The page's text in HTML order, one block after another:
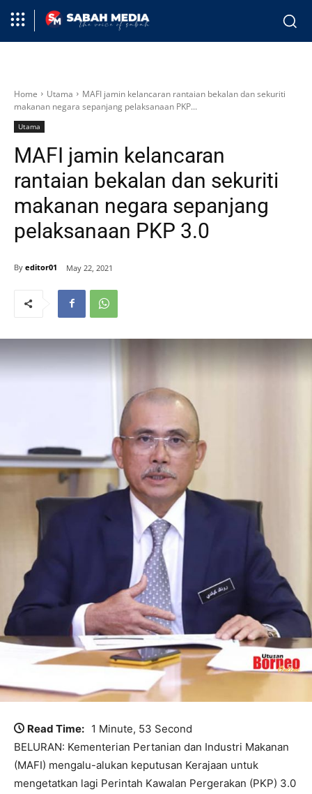
Home Utama
MAFI jamin kelancaran rantaian bekalan dan sekuriti
makanan negara sepanjang pelaksanaan PKP...
Utama
MAFI jamin kelancaran
rantaian bekalan dan sekuriti
makanan negara sepanjang
pelaksanaan PKP 3.0
By editor01 May 22, 2021
Read Time: 1 Minute, 53 Second
BELURAN: Kementerian Pertanian dan Industri Makanan
(MAFI) mengalu-alukan keputusan Kerajaan untuk
mengetatkan lagi Perintah Kawalan Pergerakan (PKP) 3.0